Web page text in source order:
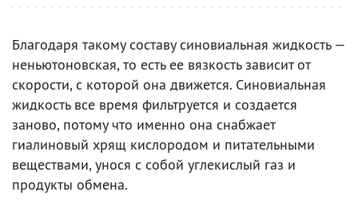
Благодаря такому составу синовиальная жидкость —
неньютоновская, то есть ее вязкость зависит от
скорости, с которой она движется. Синовиальная
жидкость все время фильтруется и создается
заново, потому что именно она снабжает
гиалиновый хрящ кислородом и питательными
веществами, унося с собой углекислый газ и
продукты обмена.